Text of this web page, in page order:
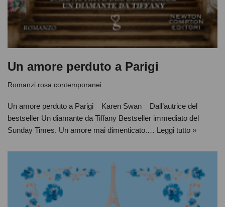
Un amore perduto a Parigi
Romanzi rosa contemporanei
Un amore perduto a Parigi Karen Swan Dall’autrice del
bestseller Un diamante da Tiffany Bestseller immediato del
Sunday Times. Un amore mai dimenticato.… Leggi tutto »